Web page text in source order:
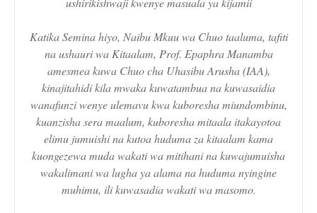
Katika Semina hiyo, Naibu Mkuu wa Chuo taaluma, tafiti
na ushauri wa Kitaalam, Prof. Epaphra Manamba
amesmea kuwa Chuo cha Uhasibu Arusha (IAA),
kinajitahidi kila mwaka kuwatambua na kuwasaidia
wanafunzi wenye ulemavu kwa kuboresha miundombinu,
kuanzisha sera maalum, kuboresha mitaala itakayotoa
elimu jumuishi na kutoa huduma za kitaalam kama
kuongezewa muda wakati wa mitihani na kuwajumuisha
wakalimani wa lugha ya alama na huduma nyingine
muhimu, ili kuwasadia wakati wa masomo.